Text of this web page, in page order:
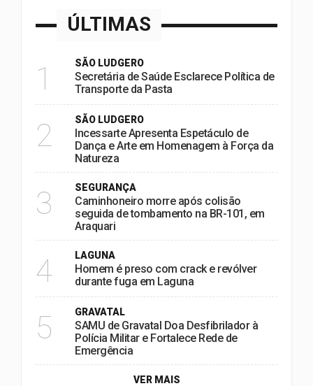
ÚLTIMAS
1 SÃO LUDGERO
Secretária de Saúde Esclarece Política de
Transporte da Pasta
2 SÃO LUDGERO
Incessarte Apresenta Espetáculo de
Dança e Arte em Homenagem à Força da
Natureza
3 SEGURANÇA
Caminhoneiro morre após colisão
seguida de tombamento na BR-101, em
Araquari
4 LAGUNA
Homem é preso com crack e revólver
durante fuga em Laguna
5 GRAVATAL
SAMU de Gravatal Doa Desfibrilador à
Polícia Militar e Fortalece Rede de
Emergência
VER MAIS